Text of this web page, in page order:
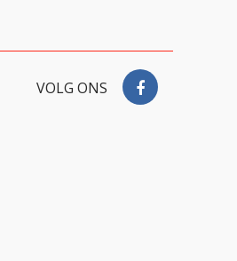
VOLG ONS